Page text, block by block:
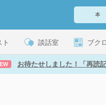
ト 談話室 ブク
お待たせしました！「再読